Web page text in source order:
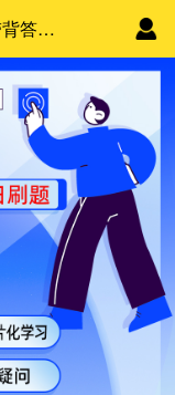
26考研306西医综合全年带背答疑班